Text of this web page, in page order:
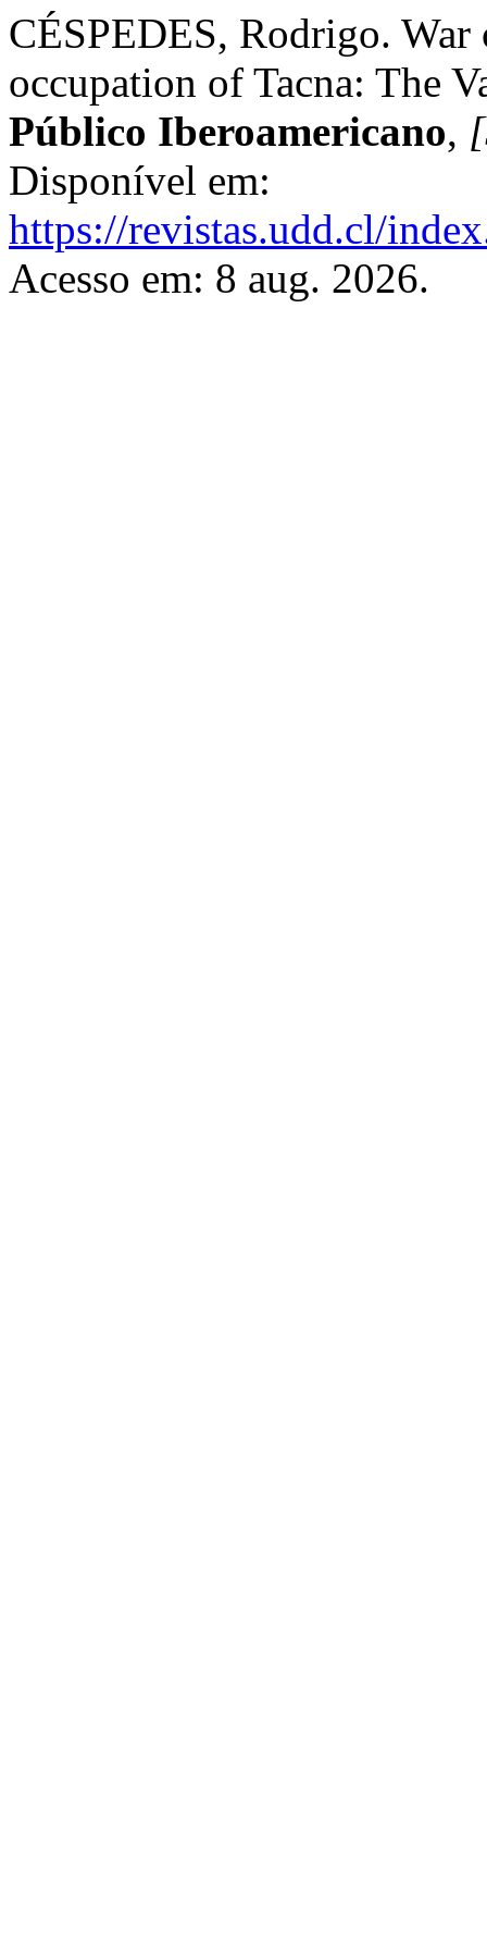
CÉSPEDES, Rodrigo.
occupation of Tacna: The
Público Iberoamericano,
Disponível em:
https://revistas.udd.cl/
Acesso em: 8 aug. 2026.